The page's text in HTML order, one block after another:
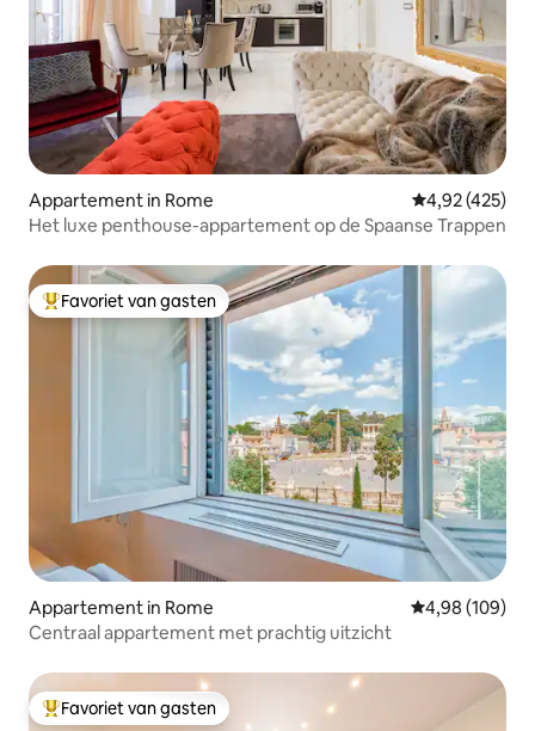
Appartement in Rome Gemiddelde
4,92 (425)
Het luxe penthouse-appartement op de Spaanse Trappen
Topfavoriet van gasten
Favoriet van gasten
Appartement in Rome Gemiddelde
4,98 (109)
Centraal appartement met prachtig uitzicht
Topfavoriet van gasten
Favoriet van gasten